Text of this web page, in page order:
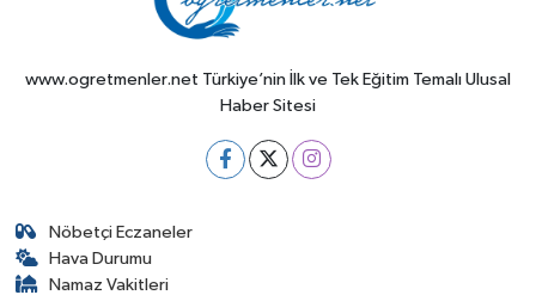
www.ogretmenler.net Türkiye’nin İlk ve Tek Eğitim Temalı Ulusal
Haber Sitesi
Nöbetçi Eczaneler
Hava Durumu
Namaz Vakitleri